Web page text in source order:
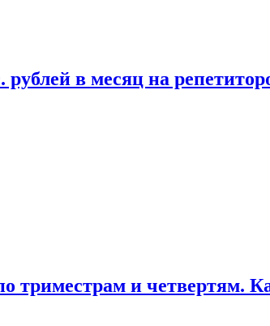
в месяц на
триместрам и четвертям.